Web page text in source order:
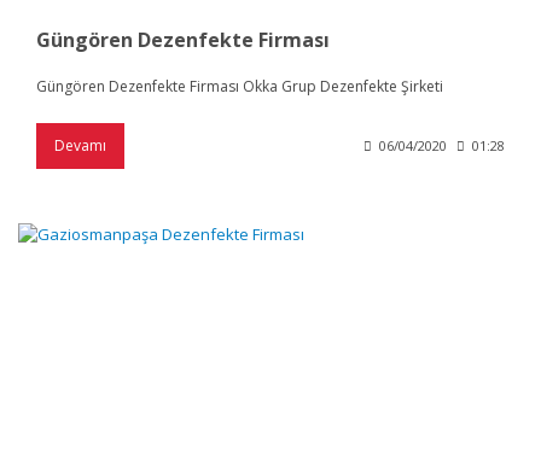
Güngören Dezenfekte Firması
Güngören Dezenfekte Firması Okka Grup Dezenfekte Şirketi
Devamı 06/04/2020 01:28